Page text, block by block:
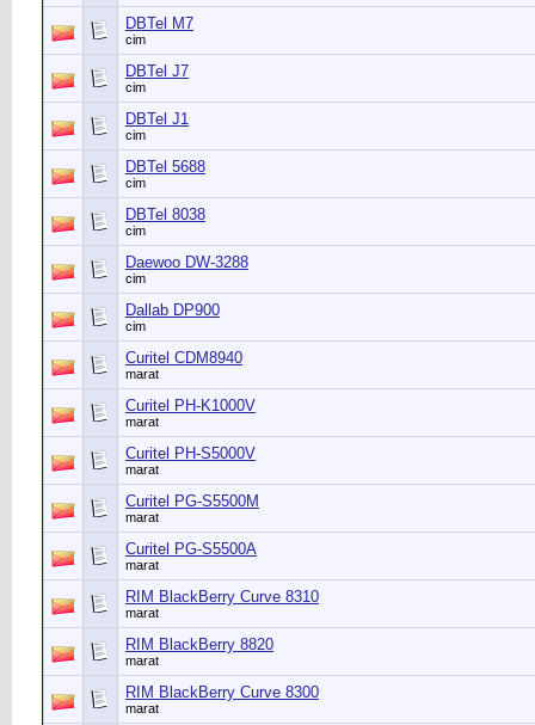
DBTel M7
cim
DBTel J7
cim
DBTel J1
cim
DBTel 5688
cim
DBTel 8038
cim
Daewoo DW-3288
cim
Dallab DP900
cim
Curitel CDM8940
marat
Curitel PH-K1000V
marat
Curitel PH-S5000V
marat
Curitel PG-S5500M
marat
Curitel PG-S5500A
marat
RIM BlackBerry Curve 8310
marat
RIM BlackBerry 8820
marat
RIM BlackBerry Curve 8300
marat